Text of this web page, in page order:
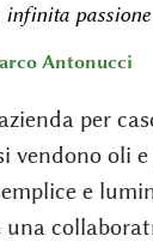
passione
Antonucci
per
vendono oli
e
una